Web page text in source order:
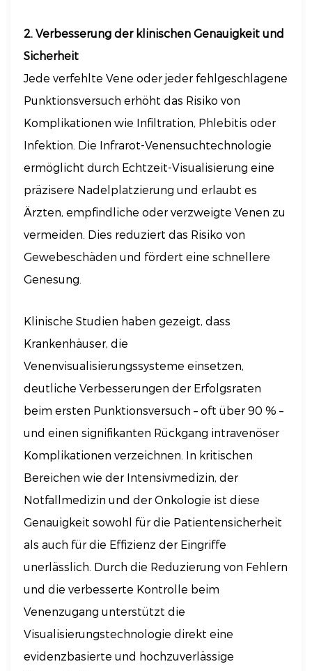
2. Verbesserung der klinischen Genauigkeit und
Sicherheit
Jede verfehlte Vene oder jeder fehlgeschlagene
Punktionsversuch erhöht das Risiko von
Komplikationen wie Infiltration, Phlebitis oder
Infektion. Die Infrarot-Venensuchtechnologie
ermöglicht durch Echtzeit-Visualisierung eine
präzisere Nadelplatzierung und erlaubt es
Ärzten, empfindliche oder verzweigte Venen zu
vermeiden. Dies reduziert das Risiko von
Gewebeschäden und fördert eine schnellere
Genesung.
Klinische Studien haben gezeigt, dass
Krankenhäuser, die
Venenvisualisierungssysteme einsetzen,
deutliche Verbesserungen der Erfolgsraten
beim ersten Punktionsversuch – oft über 90 % –
und einen signifikanten Rückgang intravenöser
Komplikationen verzeichnen. In kritischen
Bereichen wie der Intensivmedizin, der
Notfallmedizin und der Onkologie ist diese
Genauigkeit sowohl für die Patientensicherheit
als auch für die Effizienz der Eingriffe
unerlässlich. Durch die Reduzierung von Fehlern
und die verbesserte Kontrolle beim
Venenzugang unterstützt die
Visualisierungstechnologie direkt eine
evidenzbasierte und hochzuverlässige